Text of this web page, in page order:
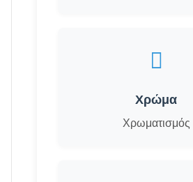
Χρώμα
Χρωματισμός